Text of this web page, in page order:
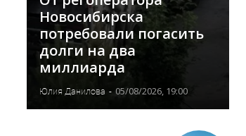
Новосибирска
потребовали погасить
долги на два
миллиарда
Юлия Данилова - 05/08/2026, 19:00